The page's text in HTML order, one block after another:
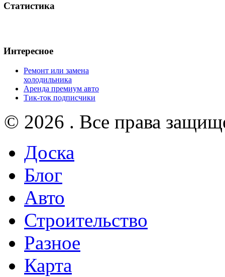
Статистика
Интересное
Ремонт или замена
холодильника
Аренда премиум авто
Тик-ток подписчики
© 2026 . Все права
Доска
Блог
Авто
Строительство
Разное
Карта